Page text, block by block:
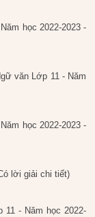
học 2022-2023 -
văn Lớp 11 - Năm
học 2022-2023 -
lời giải chi tiết)
- Năm học 2022-